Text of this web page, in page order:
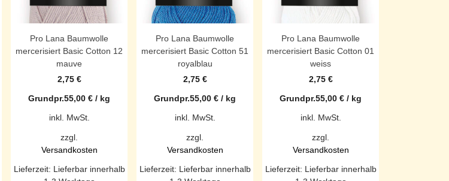
Pro Lana Baumwolle
mercerisiert Basic Cotton 12
mauve
2,75 €
Grundpr.55,00 € / kg
inkl. MwSt.
zzgl.
Versandkosten
Lieferzeit: Lieferbar innerhalb
Pro Lana Baumwolle
mercerisiert Basic Cotton 51
royalblau
2,75 €
Grundpr.55,00 € / kg
inkl. MwSt.
zzgl.
Versandkosten
Lieferzeit: Lieferbar innerhalb
Pro Lana Baumwolle
mercerisiert Basic Cotton 01
weiss
2,75 €
Grundpr.55,00 € / kg
inkl. MwSt.
zzgl.
Versandkosten
Lieferzeit: Lieferbar innerhalb